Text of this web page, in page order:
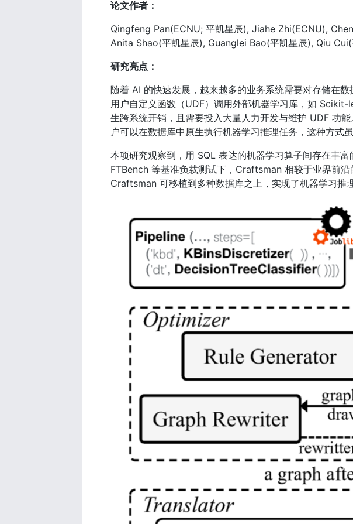
论文作者：
Qingfeng Pan(ECNU; 平凯星辰), Jiahe Zhi(ECNU),
Anita Shao(平凯星辰), Guanglei Bao(平凯星辰), Qiu
研究亮点：
随着 AI 的快速发展，越来越多的业务系统需要对存储在
用户自定义函数（UDF）调用外部机器学习库，如
生跨系统开销，且需要投入大量人力开发与维护 UDF 功
户可以在数据库中原生执行机器学习推理任务，这种方式
本项研究观察到，用 SQL 表达的机器学习算子间存在丰
FTBench 等基准负载测试下，Craftsman 相较于业界前
Craftsman 可移植到多种数据库之上，实现了机器学习推